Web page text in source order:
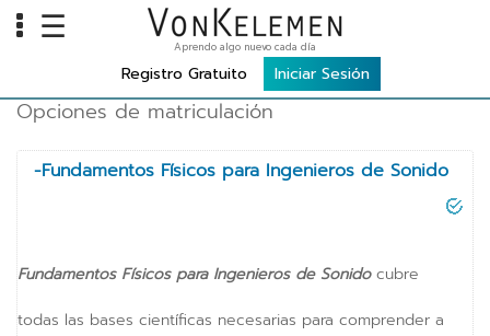
Home
Cursos
☰ Aprendo algo nuevo cada día
Registro Gratuito Iniciar Sesión
Opciones de matriculación
-Fundamentos Físicos para Ingenieros de Sonido
Fundamentos Físicos para Ingenieros de Sonidocubre
todas las bases científicas necesarias para comprender a